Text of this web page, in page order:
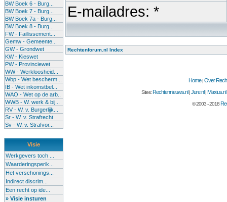
BW Boek 6 - Burg...
BW Boek 7 - Burg...
BW Boek 7a - Burg...
BW Boek 8 - Burg...
FW - Faillissement...
Gemw - Gemeente...
GW - Grondwet
KW - Kieswet
PW - Provinciewet
WW - Werkloosheid...
Wbp - Wet bescherm...
IB - Wet inkomstbel...
WAO - Wet op de arb..
WWB - W. werk & bij...
RV - W. v. Burgerlijk...
Sr - W. v. Strafrecht
Sv - W. v. Strafvor...
Visie
Werkgevers toch ...
Waarderingsperik...
Het verschonings...
Indirect discrim...
Een recht op ide...
» Visie insturen
E-mailadres: *
Rechtenforum.nl Index
Home|Over
Sites:Rechtennieuws.nl |Jure.nl |Maxius.nl
© 2003 - 2018